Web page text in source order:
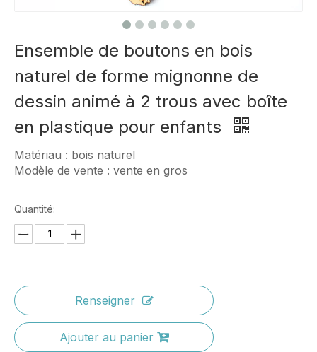
Ensemble de boutons en bois
naturel de forme mignonne de
dessin animé à 2 trous avec boîte
en plastique pour enfants
Matériau : bois naturel
Modèle de vente : vente en gros
Quantité:
Renseigner
Ajouter au panier